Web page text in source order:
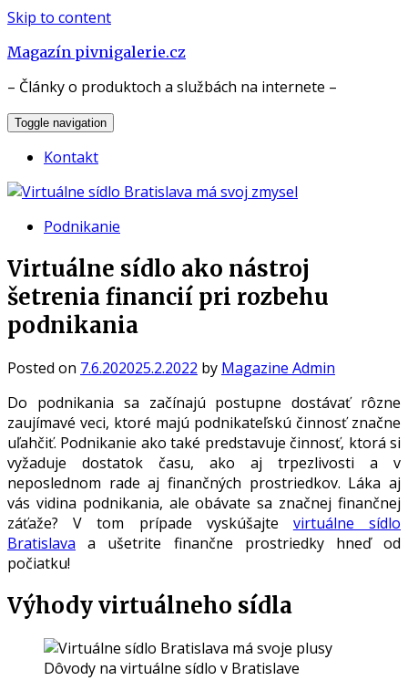
Skip to content
Magazín pivnigalerie.cz
– Články o produktoch a službách na internete –
Toggle navigation
Kontakt
Podnikanie
Virtuálne sídlo ako nástroj
šetrenia financií pri rozbehu
podnikania
Posted on 7.6.202025.2.2022 by Magazine Admin
Do podnikania sa začínajú postupne dostávať rôzne
zaujímavé veci, ktoré majú podnikateľskú činnosť značne
uľahčiť. Podnikanie ako také predstavuje činnosť, ktorá si
vyžaduje dostatok času, ako aj trpezlivosti a v
neposlednom rade aj finančných prostriedkov. Láka aj
vás vidina podnikania, ale obávate sa značnej finančnej
záťaže? V tom prípade vyskúšajte virtuálne sídlo
Bratislava a ušetrite finančne prostriedky hneď od
počiatku!
Výhody virtuálneho sídla
Dôvody na virtuálne sídlo v Bratislave